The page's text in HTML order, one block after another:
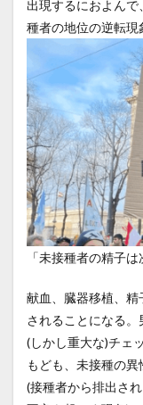
出現するにおよん
種者の地位の逆転現
「未接種者の精子
献血、臓器移植、
されることになる
(しかし重大な)チェ
もども、未接種の
(接種者から排出さ